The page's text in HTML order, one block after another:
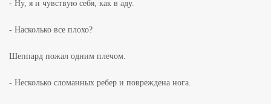
- Ну, я и чувствую себя, как в аду.
- Насколько все плохо?
Шеппард пожал одним плечом.
- Несколько сломанных ребер и повреждена нога.